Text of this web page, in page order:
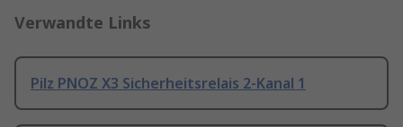
Verwandte Links
Pilz PNOZ X3 Sicherheitsrelais 2-Kanal 1